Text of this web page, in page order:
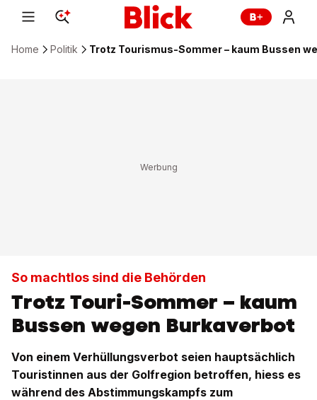
Home Politik Trotz Tourismus-Sommer – kaum Bussen
So machtlos sind die Behörden
Trotz Touri-Sommer – kaum
Bussen wegen Burkaverbot
Von einem Verhüllungsverbot seien hauptsächlich
Touristinnen aus der Golfregion betroffen, hiess es
während des Abstimmungskampfs zum